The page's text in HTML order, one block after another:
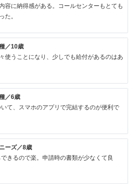
容に納得感がある。コールセンターもとても
た。
／10歳
使うことになり、少しでも給付があるのはあ
／6歳
て、スマホのアプリで完結するのが便利で
ーズ／8歳
きるので楽。申請時の書類が少なくて良